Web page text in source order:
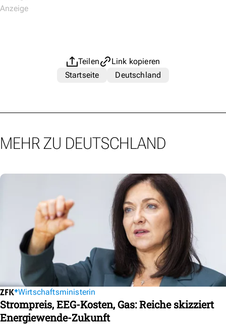
Teilen
Link kopieren
Startseite
Deutschland
MEHR ZU DEUTSCHLAND
Wirtschaftsministerin
Strompreis, EEG-Kosten, Gas: Reiche skizziert
Energiewende-Zukunft